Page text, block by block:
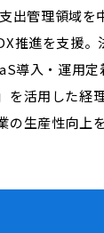
出管理領域を
推進を支援。
導入・運用
を活用した経
の生産性向上